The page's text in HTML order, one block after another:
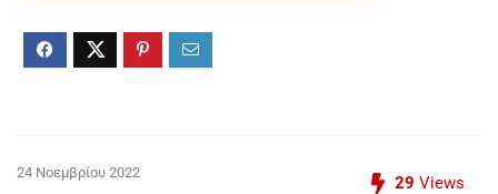
24 Νοεμβρίου 2022
29 Views